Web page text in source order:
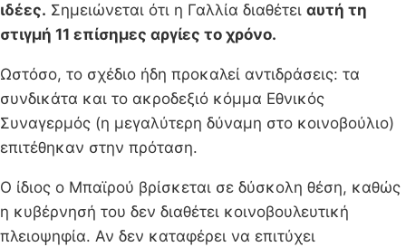
ιδέες. Σημειώνεται ότι η Γαλλία διαθέτει αυτή τη
στιγμή 11 επίσημες αργίες το χρόνο.
Ωστόσο, το σχέδιο ήδη προκαλεί αντιδράσεις: τα
συνδικάτα και το ακροδεξιό κόμμα Εθνικός
Συναγερμός (η μεγαλύτερη δύναμη στο κοινοβούλιο)
επιτέθηκαν στην πρόταση.
Ο ίδιος ο Μπαϊρού βρίσκεται σε δύσκολη θέση, καθώς
η κυβέρνησή του δεν διαθέτει κοινοβουλευτική
πλειοψηφία. Αν δεν καταφέρει να επιτύχει